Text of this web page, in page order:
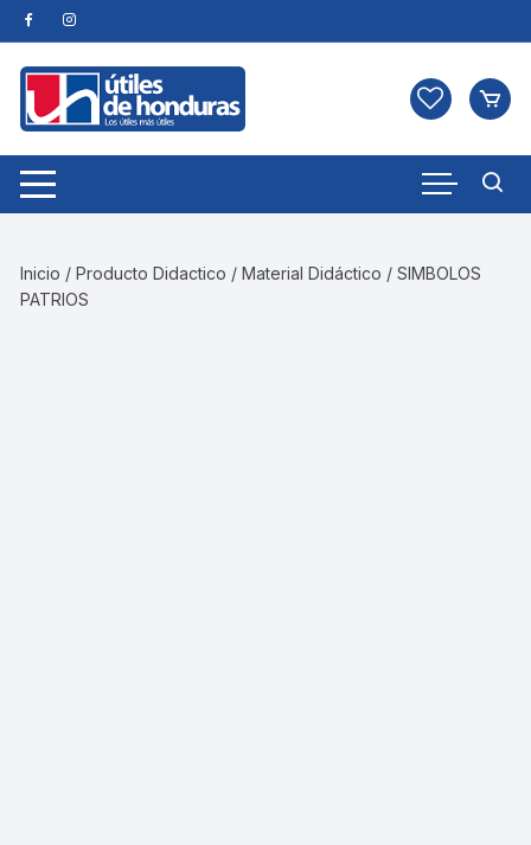
Skip
to
content
Inicio /Producto Didactico /Material Didáctico / SIMBOLOS
PATRIOS